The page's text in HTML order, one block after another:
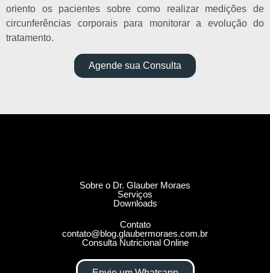
oriento os pacientes sobre como realizar medições de
circunferências corporais para monitorar a evolução do
tratamento.
Agende sua Consulta
Sobre o Dr. Glauber Moraes
Serviços
Downloads
Contato
contato@blog.glaubermoraes.com.br
Consulta Nutricional Online